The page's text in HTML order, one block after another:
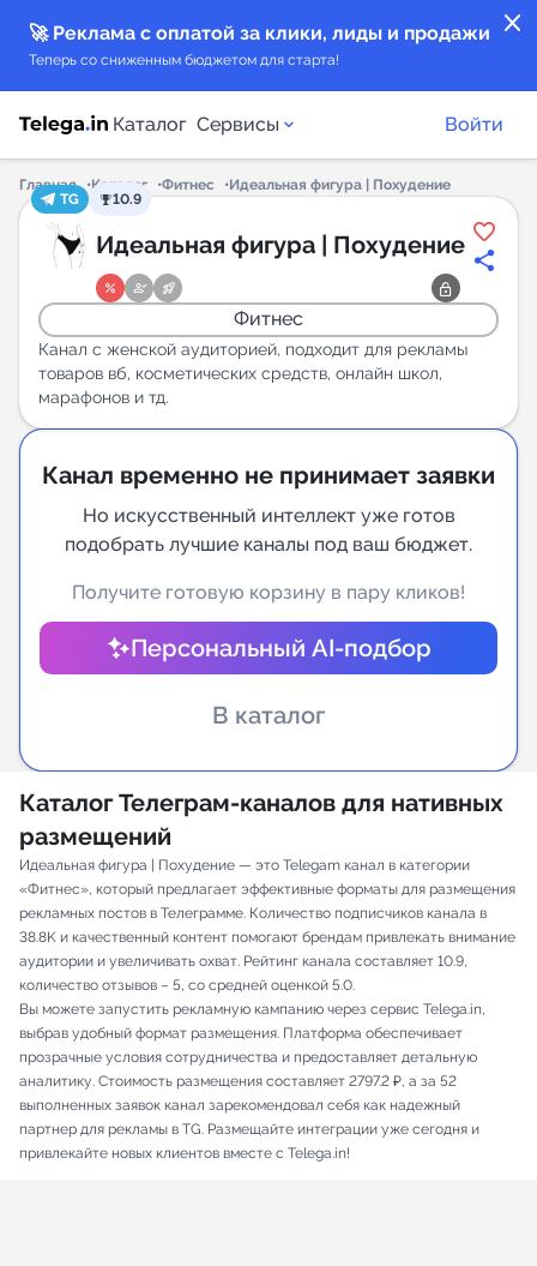
close
🚀 Реклама с оплатой за клики, лиды и продажи
Теперь со сниженным бюджетом для старта!
Каталог Сервисы
Каталог каналов
Каталог ботов
Горящие предложения
Индекс читаемости каналов в Telegram
Аналитика MAX каналов
New
Индивидуальное сопровождение
Аналитика Telegram
Войти
Главная Каталог Фитнес
Идеальная фигура | Похудение
TG
10.9
Идеальная фигура | Похудение
Фитнес
Канал с женской аудиторией, подходит для рекламы
товаров вб, косметических средств, онлайн школ,
марафонов и тд.
Канал временно не принимает заявки
Но искусственный интеллект уже готов
подобрать лучшие каналы под ваш бюджет.
Получите готовую корзину в пару кликов!
Персональный AI-подбор
В каталог
Каталог Телеграм-каналов для нативных
размещений
Идеальная фигура | Похудение — это Telegam канал в категории
«Фитнес», который предлагает эффективные форматы для размещения
рекламных постов в Телеграмме. Количество подписчиков канала в
38.8K и качественный контент помогают брендам привлекать внимание
аудитории и увеличивать охват. Рейтинг канала составляет 10.9,
количество отзывов – 5, со средней оценкой 5.0.
Вы можете запустить рекламную кампанию через сервис Telega.in,
выбрав удобный формат размещения. Платформа обеспечивает
прозрачные условия сотрудничества и предоставляет детальную
аналитику. Стоимость размещения составляет 2797.2 ₽, а за 52
выполненных заявок канал зарекомендовал себя как надежный
партнер для рекламы в TG. Размещайте интеграции уже сегодня и
привлекайте новых клиентов вместе с Telega.in!